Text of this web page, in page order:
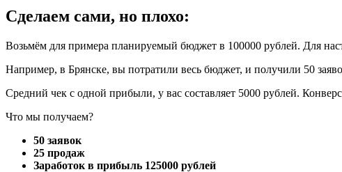
Сделаем сами, но плохо:
Возьмём для примера планируемый бюджет в 100000 рублей. Для
Например, в Брянске, вы потратили весь бюджет, и получили 50
Средний чек с одной прибыли, у вас составляет 5000 рублей.
Что мы получаем?
50 заявок
25 продаж
Заработок в прибыль 125000 рублей